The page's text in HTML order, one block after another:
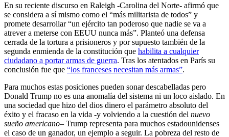
En su reciente discurso en Raleigh -Carolina del Norte- afirmó que
se considera a sí mismo como el “más militarista de todos” y
promete desarrollar “un ejército tan poderoso que nadie se va a
atrever a meterse con EEUU nunca más”. Planteó una defensa
cerrada de la tortura a prisioneros y por supuesto también de la
segunda enmienda de la constitución que habilita a cualquier
ciudadano a portar armas de guerra. Tras los atentados en París su
conclusión fue que “los franceses necesitan más armas”.
Para muchos estas posiciones pueden sonar descabelladas pero
Donald Trump no es una anomalía del sistema ni un loco aislado. En
una sociedad que hizo del dios dinero el parámetro absoluto del
éxito y el fracaso en la vida -y volviendo a la cuestión del nuevo
sueño americano– Trump representa para muchos estadounidenses
el caso de un ganador, un ejemplo a seguir. La pobreza del resto de